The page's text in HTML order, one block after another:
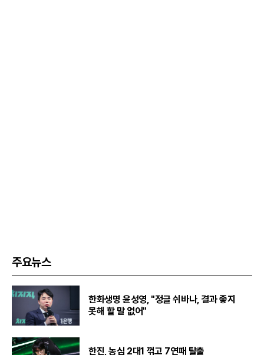
주요뉴스
한화생명 윤성영, "정글 쉬바나, 결과 좋지
못해 할 말 없어"
한진, 농심 2대1 꺾고 7연패 탈출